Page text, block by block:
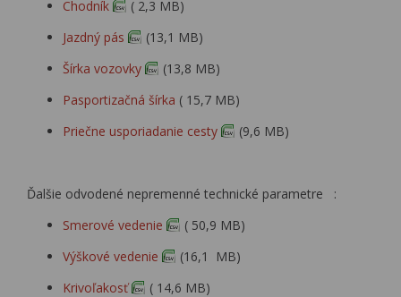
Chodník
( 2,3 MB)
Jazdný pás
(13,1 MB)
Šírka vozovky
(13,8 MB)
Pasportizačná šírka ( 15,7 MB)
Priečne usporiadanie cesty
(9,6 MB)
Ďalšie odvodené nepremenné technické parametre :
Smerové vedenie
( 50,9 MB)
Výškové vedenie
(16,1 MB)
Krivoľakosť
( 14,6 MB)